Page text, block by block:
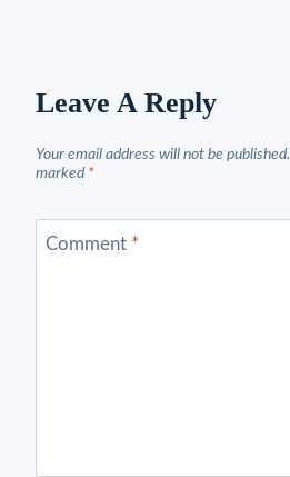
Leave A Reply
Your email address will not be published.
marked *
Comment *